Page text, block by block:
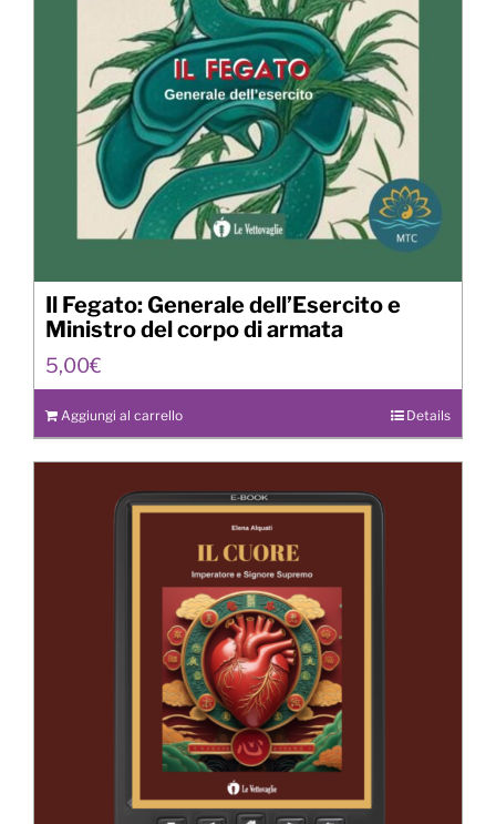
Il Fegato: Generale dell’Esercito e
Ministro del corpo di armata
5,00€
Aggiungi al carrello Details